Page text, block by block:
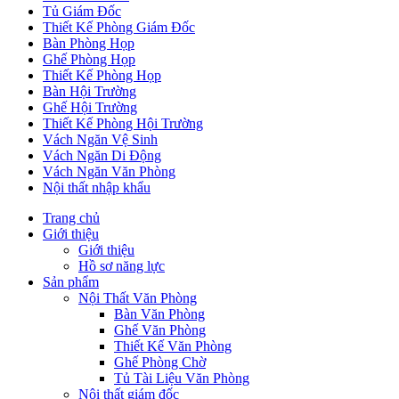
Tủ Giám Đốc
Thiết Kế Phòng Giám Đốc
Bàn Phòng Họp
Ghế Phòng Họp
Thiết Kế Phòng Họp
Bàn Hội Trường
Ghế Hội Trường
Thiết Kế Phòng Hội Trường
Vách Ngăn Vệ Sinh
Vách Ngăn Di Động
Vách Ngăn Văn Phòng
Nội thất nhập khẩu
Trang chủ
Giới thiệu
Giới thiệu
Hồ sơ năng lực
Sản phẩm
Nội Thất Văn Phòng
Bàn Văn Phòng
Ghế Văn Phòng
Thiết Kế Văn Phòng
Ghế Phòng Chờ
Tủ Tài Liệu Văn Phòng
Nội thất giám đốc